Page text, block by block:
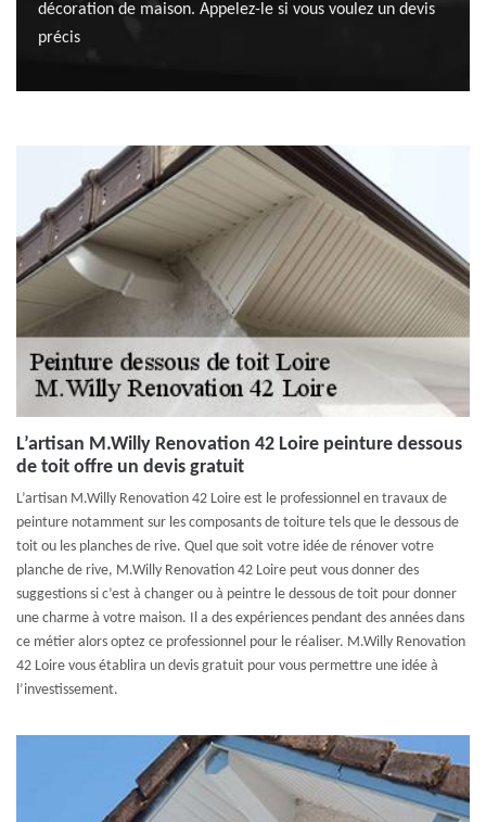
décoration de maison. Appelez-le si vous voulez un devis
précis
L’artisan M.Willy Renovation 42 Loire peinture dessous
de toit offre un devis gratuit
L’artisan M.Willy Renovation 42 Loire est le professionnel en travaux de
peinture notamment sur les composants de toiture tels que le dessous de
toit ou les planches de rive. Quel que soit votre idée de rénover votre
planche de rive, M.Willy Renovation 42 Loire peut vous donner des
suggestions si c’est à changer ou à peintre le dessous de toit pour donner
une charme à votre maison. Il a des expériences pendant des années dans
ce métier alors optez ce professionnel pour le réaliser. M.Willy Renovation
42 Loire vous établira un devis gratuit pour vous permettre une idée à
l’investissement.